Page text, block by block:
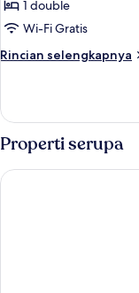
Double
Superior,
difabel
Asap
1 double
Wi-Fi Gratis
Rincian selengkapnya
Rincian
Kamar
Double
Superior,
difabel
mobilitas,
Properti serupa
Kyriad Direct Orleans